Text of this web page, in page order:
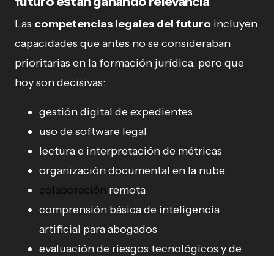
Las competencias legales del futuro incluyen
capacidades que antes no se consideraban
prioritarias en la formación jurídica, pero que
hoy son decisivas:
gestión digital de expedientes
uso de software legal
lectura e interpretación de métricas
organización documental en la nube
colaboración remota
comprensión básica de inteligencia
artificial para abogados
evaluación de riesgos tecnológicos y de